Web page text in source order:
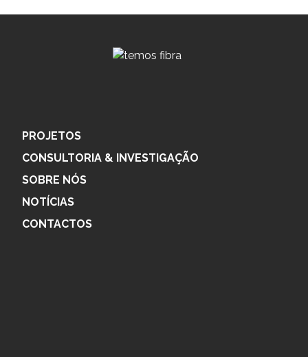
PROJETOS
CONSULTORIA & INVESTIGAÇÃO
SOBRE NÓS
NOTÍCIAS
CONTACTOS